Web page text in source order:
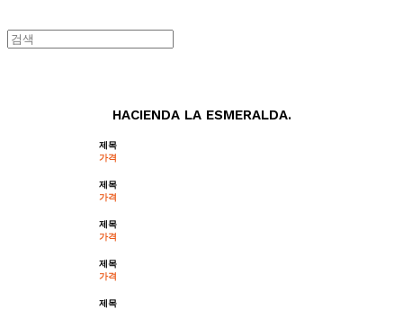
HACIENDA LA ESMERALDA.
제목
가격
제목
가격
제목
가격
제목
가격
제목